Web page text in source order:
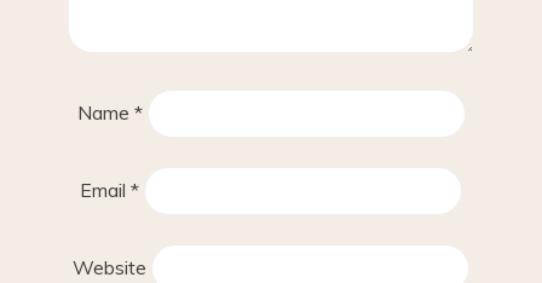
Name *
Email *
Website